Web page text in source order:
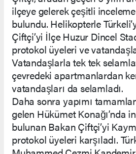
ilçeye gelerek çeşitli
bulundu. Helikopterle
Çiftçi’yi İlçe Huzur Dincel
protokol üyeleri ve
Vatandaşlarla tek tek
çevredeki apartmanlardan
vatandaşları da selamladı.
Daha sonra yapımı
gelen Hükümet Konağı’nda
bulunan Bakan Çiftçi’yi
protokol üyeleri karşıladı.